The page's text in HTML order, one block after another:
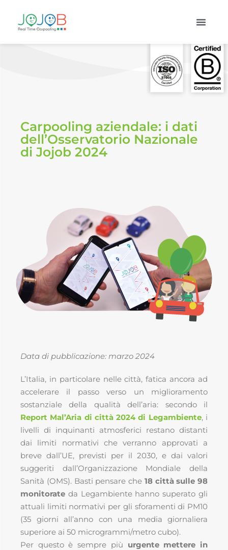
Carpooling aziendale: i dati
dell’Osservatorio Nazionale
di Jojob 2024
Data di pubblicazione: marzo 2024
L’Italia, in particolare nelle città, fatica ancora ad
accelerare il passo verso un miglioramento
sostanziale della qualità dell’aria: secondo il
Report Mal’Aria di città 2024 di Legambiente, i
livelli di inquinanti atmosferici restano distanti
dai limiti normativi che verranno approvati a
breve dall’UE, previsti per il 2030, e dai valori
suggeriti dall’Organizzazione Mondiale della
Sanità (OMS). Basti pensare che 18 città sulle 98
monitorate da Legambiente hanno superato gli
attuali limiti normativi per gli sforamenti di PM10
(35 giorni all’anno con una media giornaliera
superiore ai 50 microgrammi/metro cubo).
Per questo è sempre più urgente mettere in